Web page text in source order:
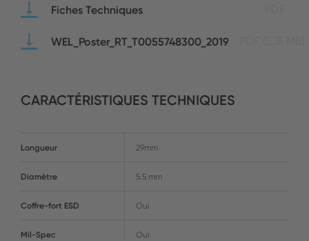
Fiches Techniques
WEL_Poster_RT_T0055748300_2019
CARACTÉRISTIQUES TECHNIQUES
Longueur 29mm
Diamètre 5.5 mm
Coffre-fort ESD Oui
Mil-Spec Oui